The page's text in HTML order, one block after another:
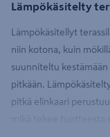
Lämpökäsitelty
Lämpökäsitellyt
niin kotona, kuin
suunniteltu kestämään
pitkään.
pitkä elinkaari